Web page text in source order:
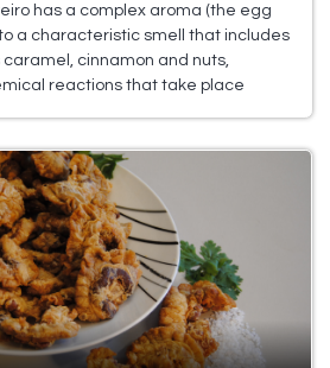
has a complex aroma (the egg
a characteristic smell that includes
cinnamon and nuts,
reactions that take place